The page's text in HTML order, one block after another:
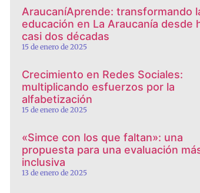
AraucaníAprende: transformando
educación en La Araucanía desde
casi dos décadas
15 de enero de 2025
Crecimiento en Redes Sociales:
multiplicando esfuerzos por la
alfabetización
15 de enero de 2025
«Simce con los que faltan»: una
propuesta para una evaluación
inclusiva
13 de enero de 2025